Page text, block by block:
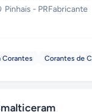
Pinhais - PRFabricante
Corantes Corantes de